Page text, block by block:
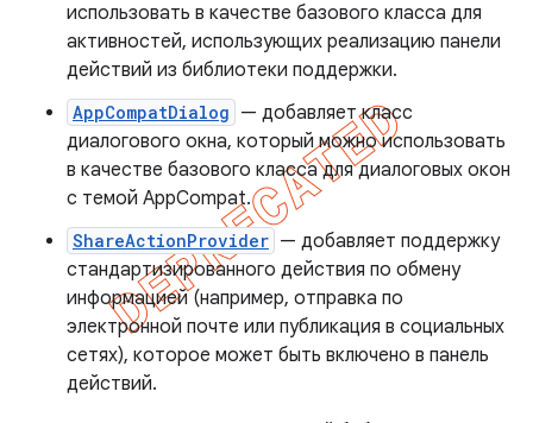
использовать в качестве базового класса для
активностей, использующих реализацию панели
действий из библиотеки поддержки.
AppCompatDialog — добавляет класс
диалогового окна, который можно использовать
в качестве базового класса для диалоговых окон
с темой AppCompat.
ShareActionProvider — добавляет поддержку
стандартизированного действия по обмену
информацией (например, отправка по
электронной почте или публикация в социальных
сетях), которое может быть включено в панель
действий.